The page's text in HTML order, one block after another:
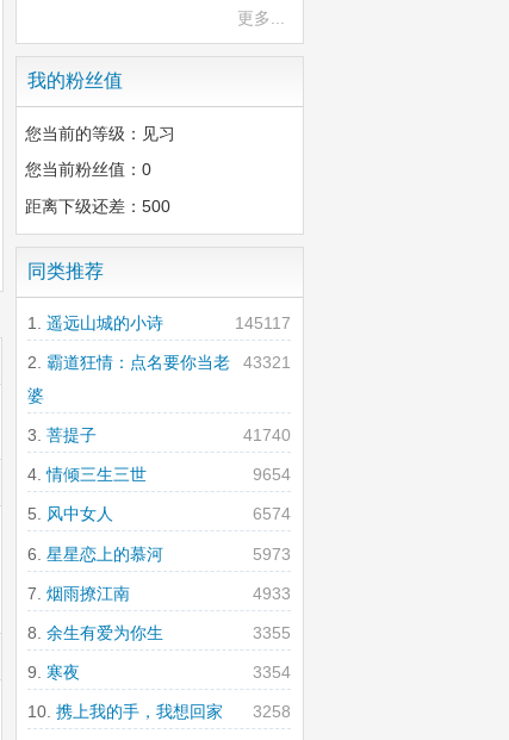
更多...
我的粉丝值
您当前的等级：见习
您当前粉丝值：0
距离下级还差：500
同类推荐
145117
遥远山城的小诗
43321
霸道狂情：点名要你当老
婆
41740
菩提子
9654
情倾三生三世
6574
风中女人
5973
星星恋上的慕河
4933
烟雨撩江南
3355
余生有爱为你生
3354
寒夜
3258
携上我的手，我想回家